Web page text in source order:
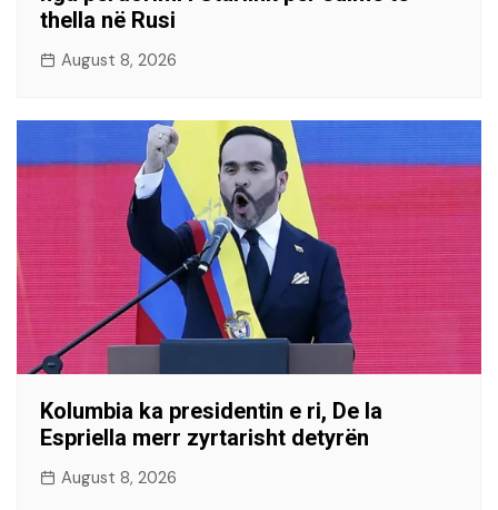
thella në Rusi
August 8, 2026
Kolumbia ka presidentin e ri, De la
Espriella merr zyrtarisht detyrën
August 8, 2026